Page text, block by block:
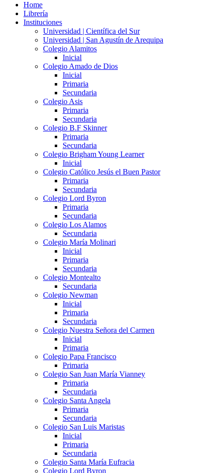
Home
Librería
Instituciones
Universidad | Científica del Sur
Universidad | San Agustín de Arequipa
Colegio Alamitos
Inicial
Colegio Amado de Dios
Inicial
Primaria
Secundaria
Colegio Asis
Primaria
Secundaria
Colegio B.F Skinner
Primaria
Secundaria
Colegio Brigham Young Learner
Inicial
Colegio Católico Jesús el Buen Pastor
Primaria
Secundaria
Colegio Lord Byron
Primaria
Secundaria
Colegio Los Alamos
Secundaria
Colegio María Molinari
Inicial
Primaria
Secundaria
Colegio Montealto
Secundaria
Colegio Newman
Inicial
Primaria
Secundaria
Colegio Nuestra Señora del Carmen
Inicial
Primaria
Colegio Papa Francisco
Primaria
Colegio San Juan María Vianney
Primaria
Secundaria
Colegio Santa Angela
Primaria
Secundaria
Colegio San Luis Maristas
Inicial
Primaria
Secundaria
Colegio Santa María Eufracia
Colegio Lord Byron